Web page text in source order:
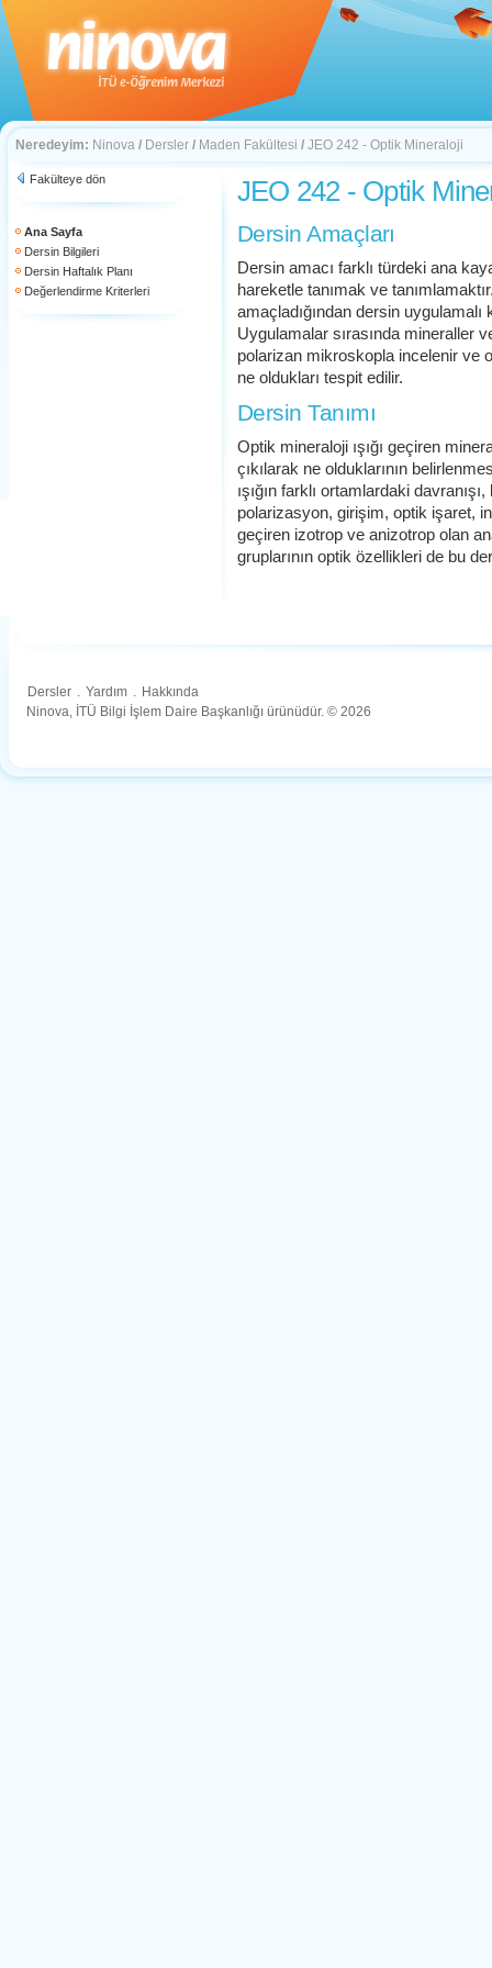
Neredeyim: Ninova / Dersler / Maden Fakültesi / JEO 242 - Optik Mineraloji
Fakülteye dön
Ana Sayfa
Dersin Bilgileri
Dersin Haftalık Planı
Değerlendirme Kriterleri
JEO 242 - Optik
Dersin Amaçları
Dersin amacı farklı türdeki ana
hareketle tanımak ve
amaçladığından dersin uygulamalı
Uygulamalar sırasında mineraller
polarizan mikroskopla incelenir ve
ne oldukları tespit edilir.
Dersin Tanımı
Optik mineraloji ışığı geçiren
çıkılarak ne olduklarının
ışığın farklı ortamlardaki
polarizasyon, girişim, optik işaret,
geçiren izotrop ve anizotrop olan
gruplarının optik özellikleri de bu
Dersler . Yardım . Hakkında
Ninova, İTÜ Bilgi İşlem Daire Başkanlığı ürünüdür. © 2026